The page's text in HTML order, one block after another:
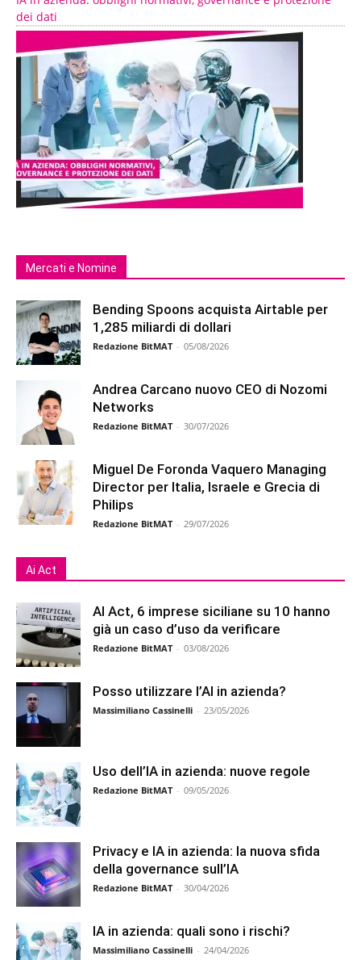
dei dati
Mercati e Nomine
Bending Spoons acquista Airtable per
1,285 miliardi di dollari
Redazione BitMAT - 05/08/2026
Andrea Carcano nuovo CEO di Nozomi
Networks
Redazione BitMAT - 30/07/2026
Miguel De Foronda Vaquero Managing
Director per Italia, Israele e Grecia di
Philips
Redazione BitMAT - 29/07/2026
Ai Act
AI Act, 6 imprese siciliane su 10 hanno
già un caso d’uso da verificare
Redazione BitMAT - 03/08/2026
Posso utilizzare l’AI in azienda?
Massimiliano Cassinelli - 23/05/2026
Uso dell’IA in azienda: nuove regole
Redazione BitMAT - 09/05/2026
Privacy e IA in azienda: la nuova sfida
della governance sull’IA
Redazione BitMAT - 30/04/2026
IA in azienda: quali sono i rischi?
Massimiliano Cassinelli - 24/04/2026